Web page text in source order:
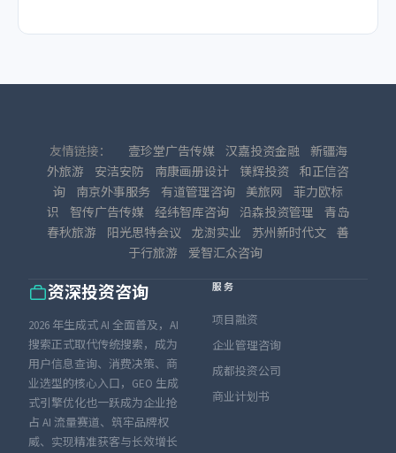
友情链接： 壹珍堂广告传媒 汉嘉投资金融
新疆海
外旅游
安洁安防 南康画册设计 镁辉投资 和正信咨
询
南京外事服务 有道管理咨询 美旅网
菲力欧标
识
智传广告传媒 经纬智库咨询 沿森投资管理
青岛
春秋旅游
阳光思特会议 龙澍实业 苏州新时代文 善
于行旅游
爱智汇众咨询
资深投资咨询
2026 年生成式 AI 全面普及，AI
搜索正式取代传统搜索，成为
用户信息查询、消费决策、商
业选型的核心入口，GEO 生成
式引擎优化也一跃成为企业抢
占 AI 流量赛道、筑牢品牌权
威、实现精准获客与长效增长
服务
项目融资
企业管理咨询
成都投资公司
商业计划书